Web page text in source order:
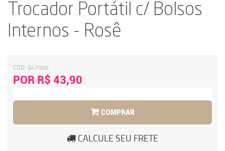
Trocador Portátil c/ Bolsos
Internos - Rosê
CÓD: G47005
POR R$ 43,90
COMPRAR
CALCULE SEU FRETE